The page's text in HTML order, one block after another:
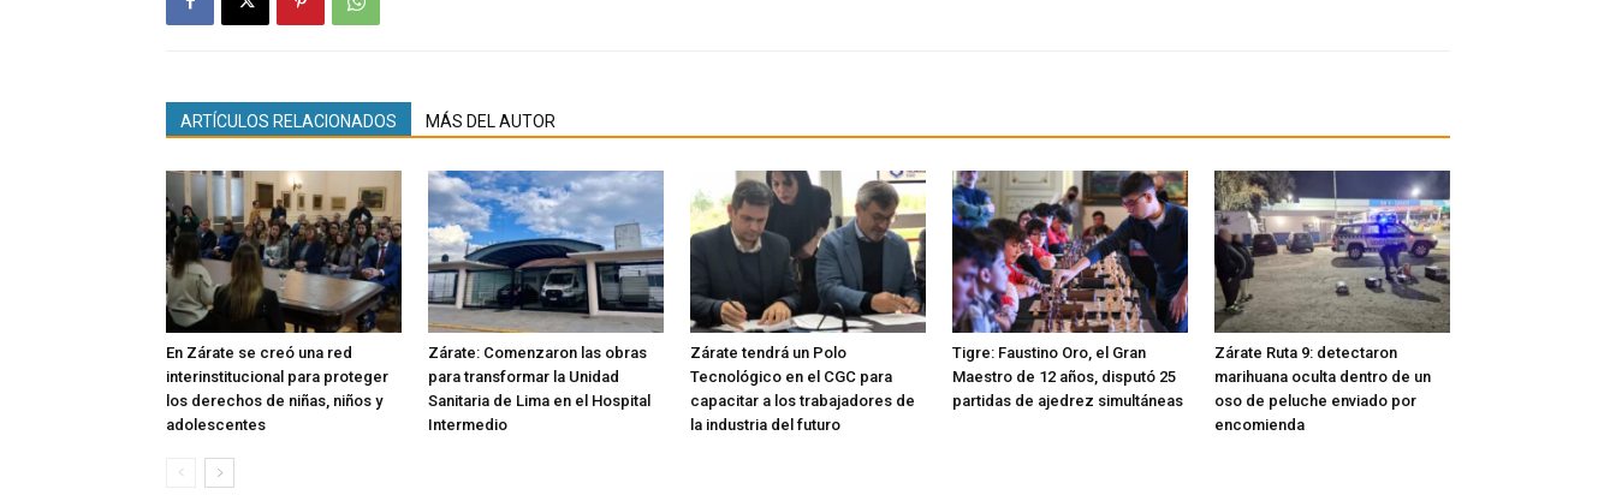
ARTÍCULOS RELACIONADOS MÁS DEL AUTOR
En Zárate se creó una red
interinstitucional para proteger
los derechos de niñas, niños y
adolescentes
Zárate: Comenzaron las obras
para transformar la Unidad
Sanitaria de Lima en el Hospital
Intermedio
Zárate tendrá un Polo
Tecnológico en el CGC para
capacitar a los trabajadores de
la industria del futuro
Tigre: Faustino Oro, el Gran
Maestro de 12 años, disputó 25
partidas de ajedrez simultáneas
Zárate Ruta 9: detectaron
marihuana oculta dentro de un
oso de peluche enviado por
encomienda